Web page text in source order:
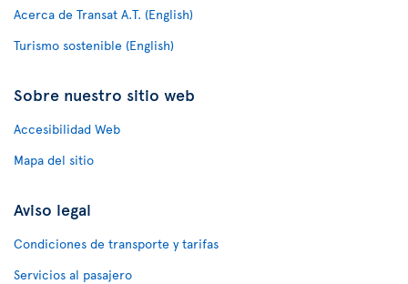
Acerca de Transat A.T. (English)
Turismo sostenible (English)
Sobre nuestro sitio web
Accesibilidad Web
Mapa del sitio
Aviso legal
Condiciones de transporte y tarifas
Servicios al pasajero